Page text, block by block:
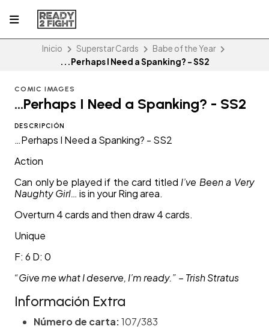
Inicio Superstar Cards
Babe of the Year
...Perhaps I Need a Spanking? - SS2
COMIC IMAGES
...Perhaps I Need a Spanking? - SS2
DESCRIPCIÓN
…Perhaps I Need a Spanking? - SS2
Action
Can only be played if the card titled I’ve Been a Very
Naughty Girl… is in your Ring area.
Overturn 4 cards and then draw 4 cards.
Unique
F: 6 D: 0
“Give me what I deserve, I’m ready.” – Trish Stratus
Información Extra
Número de carta:107/383